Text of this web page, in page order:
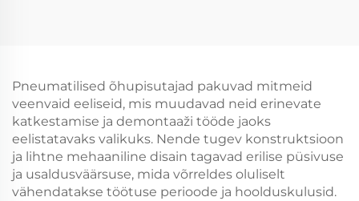
Pneumatilised õhupisutajad pakuvad mitmeid
veenvaid eeliseid, mis muudavad neid erinevate
katkestamise ja demontaaži tööde jaoks
eelistatavaks valikuks. Nende tugev konstruktsioon
ja lihtne mehaaniline disain tagavad erilise püsivuse
ja usaldusväärsuse, mida võrreldes oluliselt
vähendatakse töötuse perioode ja hoolduskulusid.